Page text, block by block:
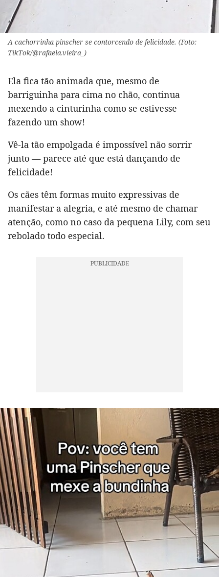
A cachorrinha pinscher se contorcendo de felicidade. (Foto:
TikTok/@rafaela.vieira_)
Ela fica tão animada que, mesmo de
barriguinha para cima no chão, continua
mexendo a cinturinha como se estivesse
fazendo um show!
Vê-la tão empolgada é impossível não sorrir
junto — parece até que está dançando de
felicidade!
Os cães têm formas muito expressivas de
manifestar a alegria, e até mesmo de chamar
atenção, como no caso da pequena Lily, com seu
rebolado todo especial.